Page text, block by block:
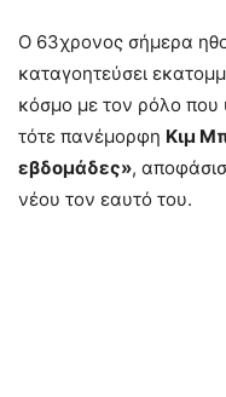
Ο 63χρονος σήμερα
καταγοητεύσει
κόσμο με τον ρόλο που
τότε πανέμορφη Κιμ
εβδομάδες»,
νέου τον εαυτό του.